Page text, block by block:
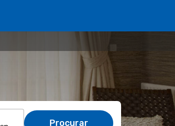
Procurar